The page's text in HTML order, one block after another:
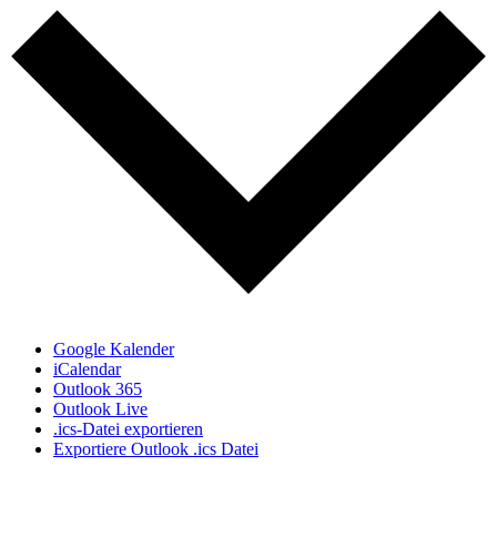
Google Kalender
iCalendar
Outlook 365
Outlook Live
.ics-Datei exportieren
Exportiere Outlook .ics Datei